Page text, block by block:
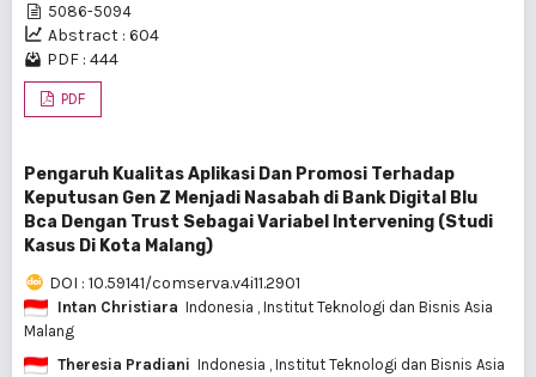
5086-5094
Abstract : 604
PDF : 444
PDF
Pengaruh Kualitas Aplikasi Dan Promosi Terhadap
Keputusan Gen Z Menjadi Nasabah di Bank Digital Blu
Bca Dengan Trust Sebagai Variabel Intervening (Studi
Kasus Di Kota Malang)
DOI : 10.59141/comserva.v4i11.2901
Intan Christiara Indonesia , Institut Teknologi dan Bisnis Asia
Malang
Theresia Pradiani Indonesia , Institut Teknologi dan Bisnis Asia